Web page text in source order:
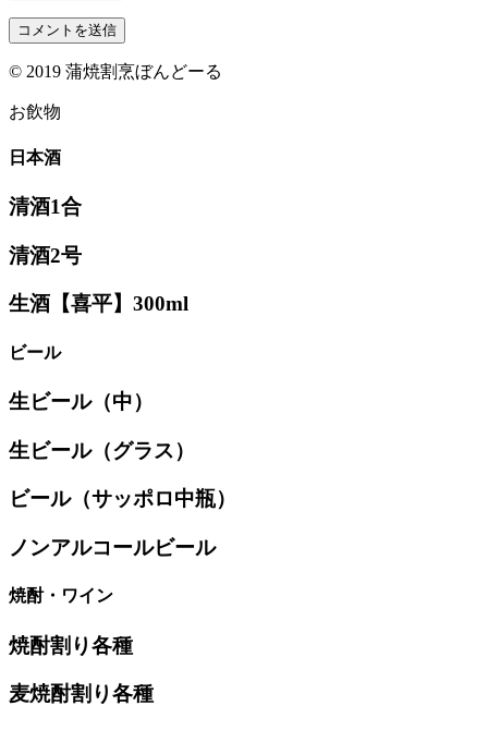
© 2019 蒲焼割烹ぼんどーる
お飲物
日本酒
清酒1合
清酒2号
生酒【喜平】300ml
ビール
生ビール（中）
生ビール（グラス）
ビール（サッポロ中瓶）
ノンアルコールビール
焼酎・ワイン
焼酎割り各種
麦焼酎割り各種